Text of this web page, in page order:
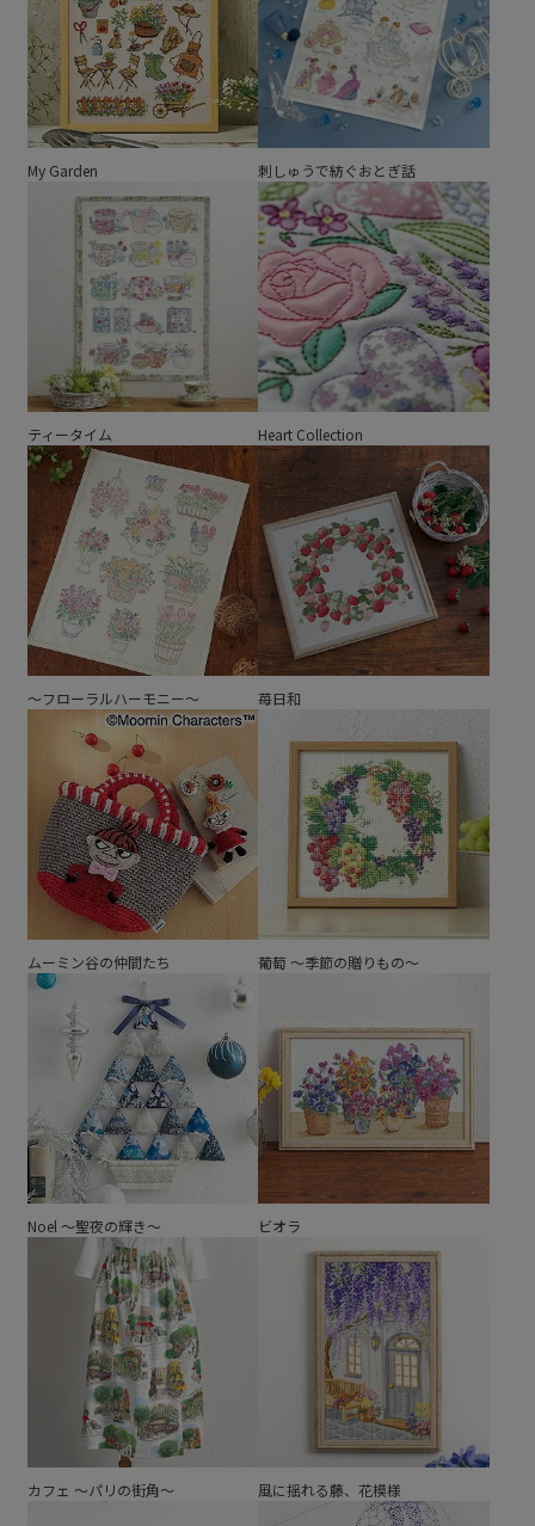
My Garden 刺しゅうで紡ぐおとぎ話
ティータイム Heart Collection
～フローラルハーモニー～ 苺日和
ムーミン谷の仲間たち 葡萄 ～季節の贈りもの～
Noel ～聖夜の輝き～ ビオラ
カフェ ～パリの街角～ 風に揺れる藤、花模様